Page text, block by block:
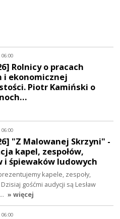
06:00
Rolnicy o pracach
i ekonomicznej
Piotr Kamiński o
06:00
"Z Malowanej Skrzyni" -
kapel, zespołów,
i śpiewaków ludowych
kapele, zespoły,
gośćmi audycji są Lesław
» więcej
06:00